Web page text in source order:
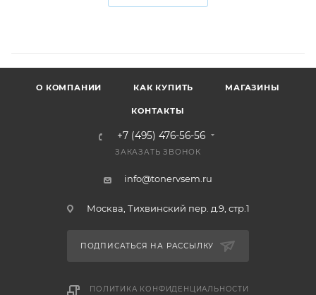
О КОМПАНИИ КАК КУПИТЬ МАГАЗИНЫ
КОНТАКТЫ
+7 (495) 476-56-56
ЗАКАЗАТЬ ЗВОНОК
info@tonervsem.ru
Москва, Тихвинский пер. д.9, стр.1
ПОДПИСАТЬСЯ НА РАССЫЛКУ
ПОЛИТИКА КОНФИДЕНЦИАЛЬНОСТИ